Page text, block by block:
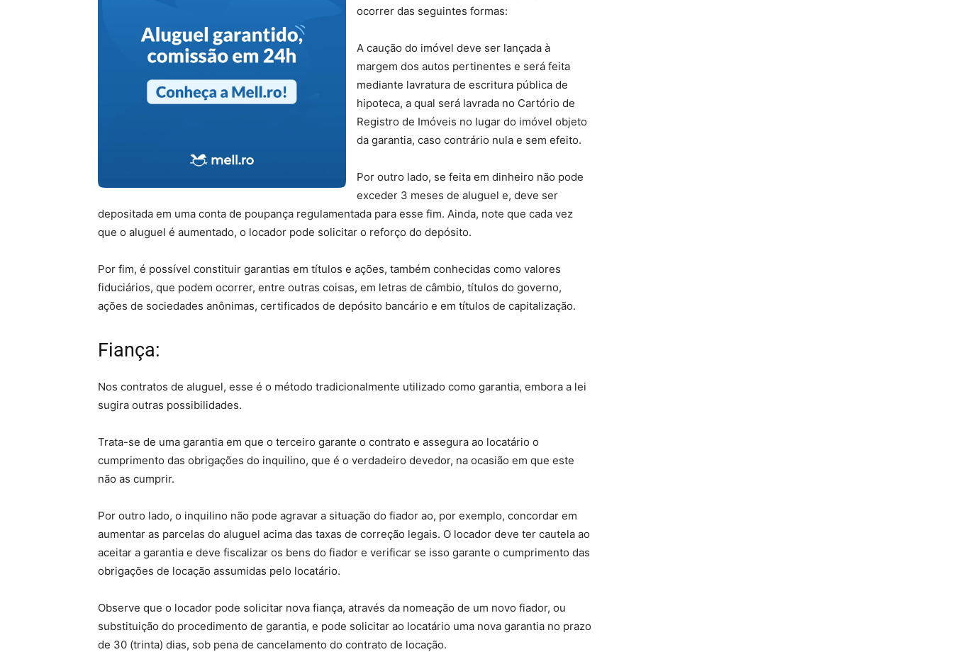
ocorrer das seguintes formas:
A caução do imóvel deve ser lançada à
margem dos autos pertinentes e será feita
mediante lavratura de escritura pública de
hipoteca, a qual será lavrada no Cartório de
Registro de Imóveis no lugar do imóvel objeto
da garantia, caso contrário nula e sem efeito.
Por outro lado, se feita em dinheiro não pode
exceder 3 meses de aluguel e, deve ser
depositada em uma conta de poupança regulamentada para esse fim. Ainda, note que cada vez
que o aluguel é aumentado, o locador pode solicitar o reforço do depósito.
Por fim, é possível constituir garantias em títulos e ações, também conhecidas como valores
fiduciários, que podem ocorrer, entre outras coisas, em letras de câmbio, títulos do governo,
ações de sociedades anônimas, certificados de depósito bancário e em títulos de capitalização.
Fiança:
Nos contratos de aluguel, esse é o método tradicionalmente utilizado como garantia, embora a lei
sugira outras possibilidades.
Trata-se de uma garantia em que o terceiro garante o contrato e assegura ao locatário o
cumprimento das obrigações do inquilino, que é o verdadeiro devedor, na ocasião em que este
não as cumprir.
Por outro lado, o inquilino não pode agravar a situação do fiador ao, por exemplo, concordar em
aumentar as parcelas do aluguel acima das taxas de correção legais. O locador deve ter cautela ao
aceitar a garantia e deve fiscalizar os bens do fiador e verificar se isso garante o cumprimento das
obrigações de locação assumidas pelo locatário.
Observe que o locador pode solicitar nova fiança, através da nomeação de um novo fiador, ou
substituição do procedimento de garantia, e pode solicitar ao locatário uma nova garantia no prazo
de 30 (trinta) dias, sob pena de cancelamento do contrato de locação.